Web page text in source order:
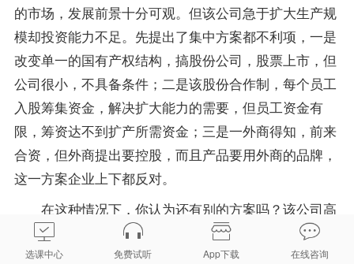
的市场，发展前景十分可观。但该公司急于扩大生产规
模却投资能力不足。先提出了集中方案都不利项，一是
改变单一的国有产权结构，搞股份公司，股票上市，但
公司很小，不具备条件；二是该股份合作制，每个员工
入股筹集资金，解决扩大能力的需要，但员工资金有
限，筹资达不到扩产所需资金；三是一外商得知，前来
合资，但外商提出要控股，而且产品要用外商的品牌，
这一方案企业上下都反对。
在这种情况下，你认为还有别的方案吗？该公司高
层召开决策会议，邀请你参加，请你出谋划策，你有何
高见？
选课中心 免费试听 App下载 在线咨询